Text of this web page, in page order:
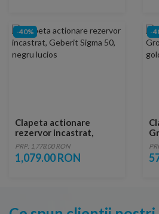
-40%
Clapeta actionare
rezervor incastrat,
Geberit Sigma 50, negru
lucios
PRP: 1,778.00 RON
1,079.00 RON
-